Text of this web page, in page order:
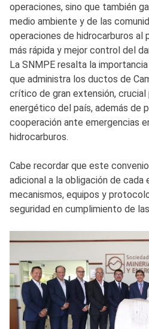
operaciones, sino que también
medio ambiente y de las
operaciones de hidrocarburos al
más rápida y mejor control del
La SNMPE resalta la
que administra los ductos de
crítico de gran extensión, crucial
energético del país, además de
cooperación ante emergencias
hidrocarburos.
Cabe recordar que este
adicional a la obligación de cada
mecanismos, equipos y
seguridad en cumplimiento de